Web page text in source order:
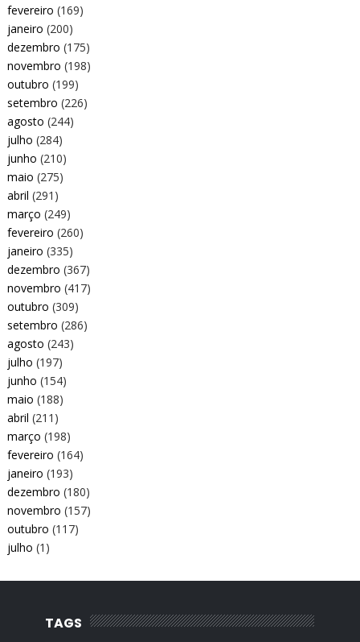
fevereiro (169)
janeiro (200)
dezembro (175)
novembro (198)
outubro (199)
setembro (226)
agosto (244)
julho (284)
junho (210)
maio (275)
abril (291)
março (249)
fevereiro (260)
janeiro (335)
dezembro (367)
novembro (417)
outubro (309)
setembro (286)
agosto (243)
julho (197)
junho (154)
maio (188)
abril (211)
março (198)
fevereiro (164)
janeiro (193)
dezembro (180)
novembro (157)
outubro (117)
julho (1)
TAGS